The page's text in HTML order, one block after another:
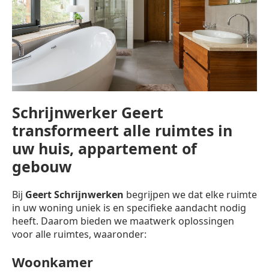
Schrijnwerker Geert
transformeert alle ruimtes in
uw huis, appartement of
gebouw
Bij Geert Schrijnwerken begrijpen we dat elke ruimte
in uw woning uniek is en specifieke aandacht nodig
heeft. Daarom bieden we maatwerk oplossingen
voor alle ruimtes, waaronder:
Woonkamer